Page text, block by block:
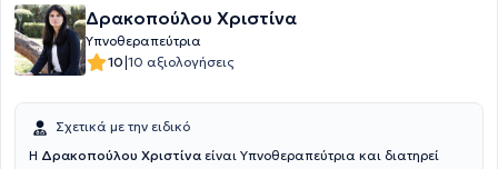
Δρακοπούλου Χριστίνα
Υπνοθεραπεύτρια
10|10 αξιολογήσεις
Σχετικά με την ειδικό
Η Δρακοπούλου Χριστίνα είναι Υπνοθεραπεύτρια και διατηρεί